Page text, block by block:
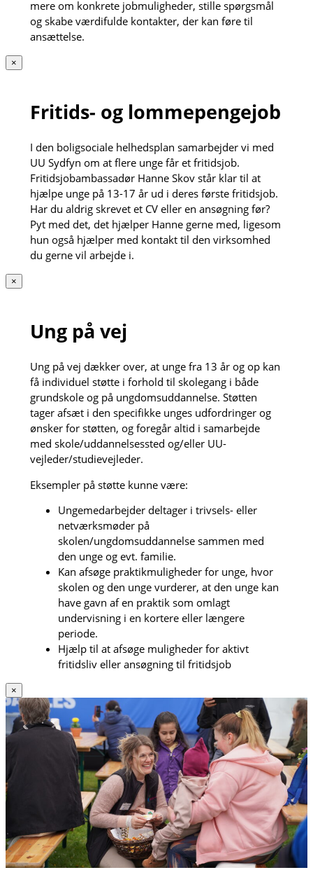
mere om konkrete jobmuligheder, stille spørgsmål
og skabe værdifulde kontakter, der kan føre til
ansættelse.
×
Fritids- og lommepengejob
I den boligsociale helhedsplan samarbejder vi med
UU Sydfyn om at flere unge får et fritidsjob.
Fritidsjobambassadør Hanne Skov står klar til at
hjælpe unge på 13-17 år ud i deres første fritidsjob.
Har du aldrig skrevet et CV eller en ansøgning før?
Pyt med det, det hjælper Hanne gerne med, ligesom
hun også hjælper med kontakt til den virksomhed
du gerne vil arbejde i.
×
Ung på vej
Ung på vej dækker over, at unge fra 13 år og op kan
få individuel støtte i forhold til skolegang i både
grundskole og på ungdomsuddannelse. Støtten
tager afsæt i den specifikke unges udfordringer og
ønsker for støtten, og foregår altid i samarbejde
med skole/uddannelsessted og/eller UU-
vejleder/studievejleder.
Eksempler på støtte kunne være:
Ungemedarbejder deltager i trivsels- eller
netværksmøder på
skolen/ungdomsuddannelse sammen med
den unge og evt. familie.
Kan afsøge praktikmuligheder for unge, hvor
skolen og den unge vurderer, at den unge kan
have gavn af en praktik som omlagt
undervisning i en kortere eller længere
periode.
Hjælp til at afsøge muligheder for aktivt
fritidsliv eller ansøgning til fritidsjob
×